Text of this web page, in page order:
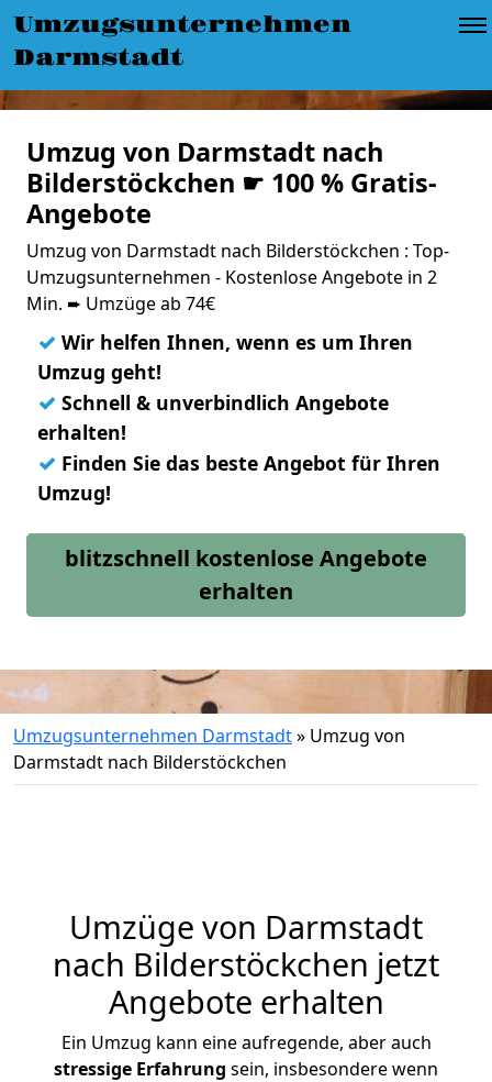
Umzugsunternehmen
Darmstadt
Umzug von Darmstadt nach
Bilderstöckchen ☛ 100 % Gratis-
Angebote
Umzug von Darmstadt nach Bilderstöckchen : Top-
Umzugsunternehmen - Kostenlose Angebote in 2
Min. ➨ Umzüge ab 74€
✓ Wir helfen Ihnen, wenn es um Ihren
Umzug geht!
✓ Schnell & unverbindlich Angebote
erhalten!
✓ Finden Sie das beste Angebot für Ihren
Umzug!
blitzschnell kostenlose Angebote
erhalten
Umzugsunternehmen Darmstadt» Umzug von
Darmstadt nach Bilderstöckchen
Umzüge von Darmstadt
nach Bilderstöckchen jetzt
Angebote erhalten
Ein Umzug kann eine aufregende, aber auch
stressige Erfahrung sein, insbesondere wenn